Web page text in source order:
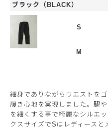
ブラック（BLACK）
S
M
細身でありながらウエストを
履き心地を実現しました。腿
を細くする事で綺麗なシルエ
クスサイズでSはレディースと